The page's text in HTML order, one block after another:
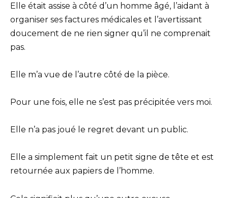
Elle était assise à côté d’un homme âgé, l’aidant à
organiser ses factures médicales et l’avertissant
doucement de ne rien signer qu’il ne comprenait
pas.
Elle m’a vue de l’autre côté de la pièce.
Pour une fois, elle ne s’est pas précipitée vers moi.
Elle n’a pas joué le regret devant un public.
Elle a simplement fait un petit signe de tête et est
retournée aux papiers de l’homme.